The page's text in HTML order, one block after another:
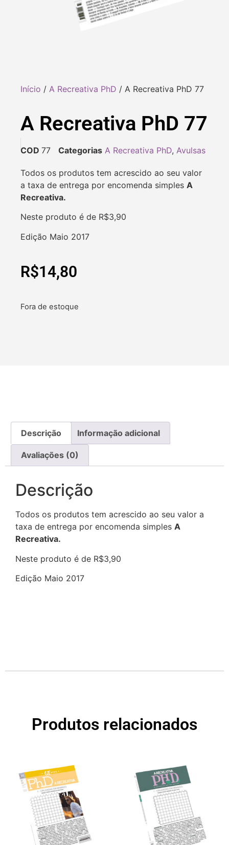
Início / A Recreativa PhD / A Recreativa PhD 77
A Recreativa PhD 77
COD 77 Categorias A Recreativa PhD, Avulsas
Todos os produtos tem acrescido ao seu valor
a taxa de entrega por encomenda simples A
Recreativa.
Neste produto é de R$3,90
Edição Maio 2017
R$14,80
Fora de estoque
Descrição Informação adicional
Avaliações (0)
Descrição
Todos os produtos tem acrescido ao seu valor a
taxa de entrega por encomenda simples A
Recreativa.
Neste produto é de R$3,90
Edição Maio 2017
Produtos relacionados